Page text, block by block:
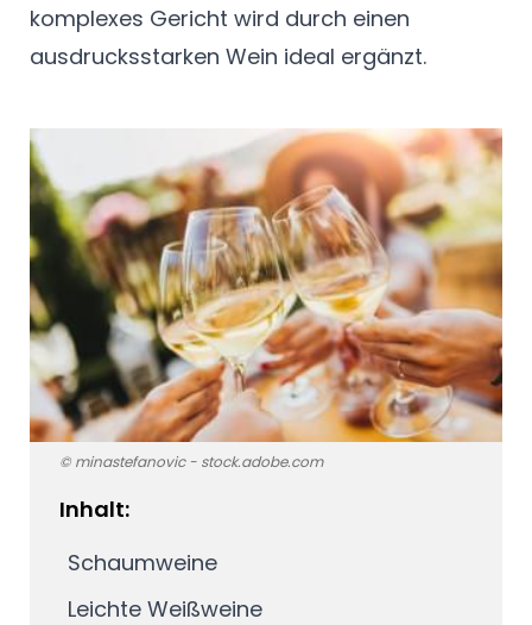
komplexes Gericht wird durch einen
ausdrucksstarken Wein ideal ergänzt.
© minastefanovic - stock.adobe.com
Inhalt:
Schaumweine
Leichte Weißweine